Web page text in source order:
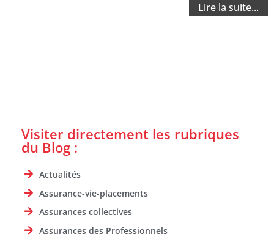
Lire la suite...
Visiter directement les rubriques
du Blog :
Actualités
Assurance-vie-placements
Assurances collectives
Assurances des Professionnels